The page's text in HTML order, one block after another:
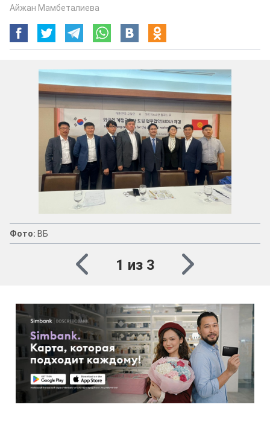
Айжан Мамбеталиева
Фото: ВБ
1 из 3